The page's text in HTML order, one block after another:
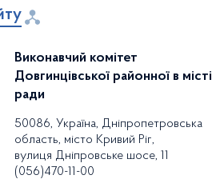
Виконавчий комітет
Довгинцівської районної в місті
ради
50086, Україна, Дніпропетровська
область, місто Кривий Ріг,
вулиця Дніпровське шосе, 11
(056)470-11-00